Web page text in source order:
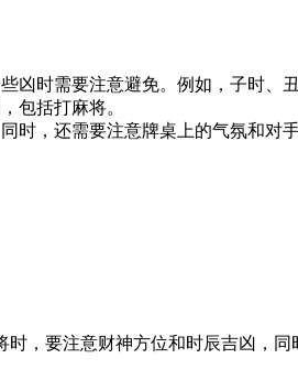
时需要注意避免。例如，子时、
包括打麻将。
，还需要注意牌桌上的气氛和对
，要注意财神方位和时辰吉凶，